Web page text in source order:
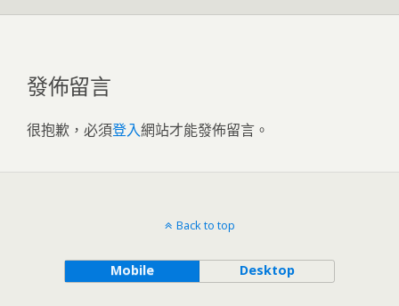
發佈留言
很抱歉，必須登入網站才能發佈留言。
Back to top
Mobile Desktop